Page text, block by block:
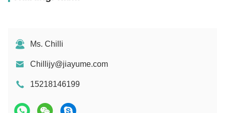
Ms. Chilli
Chillijy@jiayume.com
15218146199